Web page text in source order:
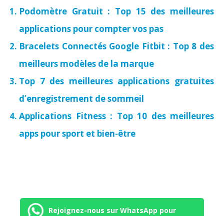
Podomètre Gratuit : Top 15 des meilleures
applications pour compter vos pas
Bracelets Connectés Google Fitbit : Top 8 des
meilleurs modèles de la marque
Top 7 des meilleures applications gratuites
d’enregistrement de sommeil
Applications Fitness : Top 10 des meilleures
apps pour sport et bien-être
Rejoignez-nous sur WhatsApp pour